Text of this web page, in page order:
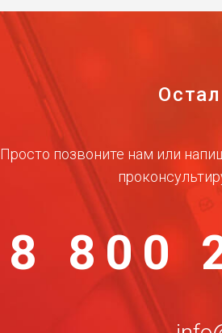
Просто позвоните нам или
8 800